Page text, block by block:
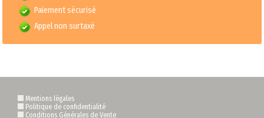
Paiement sécurisé
Appel non surtaxé
Mentions légales
Politique de confidentialité
Conditions Générales de Vente